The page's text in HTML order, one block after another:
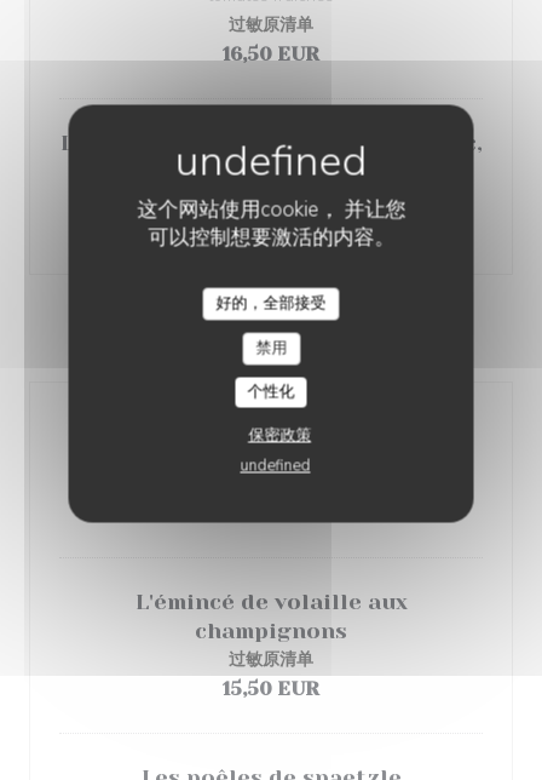
这个网站使用cookie， 并让您
可以控制想要激活的内容。
好的，全部接受
禁用
个性化
保密政策
undefined
过敏原清单
16,50 EUR
La gourmande, foie gras, jambon sec,
fuseau
过敏原清单
19,00 EUR
LES PLATS TRADITIONNELS
L'assiette lorraine
Quiche lorraine, pâté lorrain, tarte aux poireaux
L'émincé de volaille aux
champignons
过敏原清单
15,50 EUR
LE POTAGER LORRAIN